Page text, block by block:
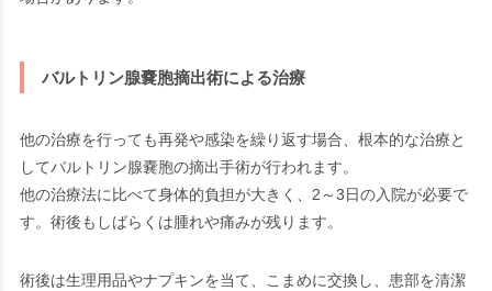
バルトリン腺嚢胞摘出術による治療
他の治療を行っても再発や感染を繰り返す場合、根本的な治療と
してバルトリン腺嚢胞の摘出手術が行われます。
他の治療法に比べて身体的負担が大きく、2～3日の入院が必要で
す。術後もしばらくは腫れや痛みが残ります。
術後は生理用品やナプキンを当て、こまめに交換し、患部を清潔